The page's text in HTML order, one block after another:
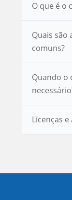
O que é o
Quais são
comuns?
Quando o
Licenças